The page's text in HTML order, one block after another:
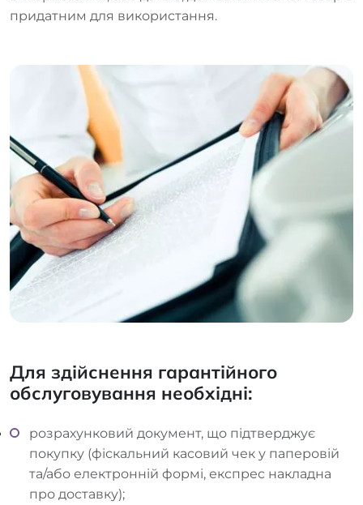
придатним для використання.
Для здійснення гарантійного
обслуговування необхідні:
розрахунковий документ, що підтверджує
покупку (фіскальний касовий чек у паперовій
та/або електронній формі, експрес накладна
про доставку);